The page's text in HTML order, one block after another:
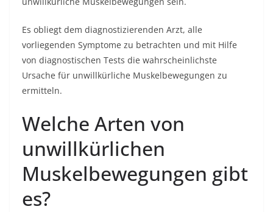
Es obliegt dem diagnostizierenden Arzt, alle
vorliegenden Symptome zu betrachten und mit Hilfe
von diagnostischen Tests die wahrscheinlichste
Ursache für unwillkürliche Muskelbewegungen zu
ermitteln.
Welche Arten von
unwillkürlichen
Muskelbewegungen gibt
es?